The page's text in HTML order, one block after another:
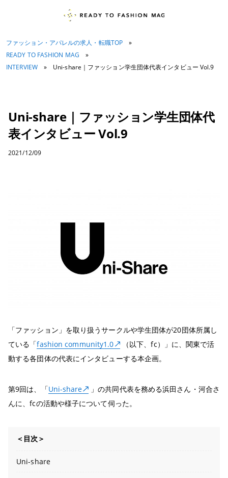
ファッション・アパレルの求人・転職TOP
»
READY TO FASHION MAG
»
INTERVIEW
» Uni-share｜ファッション学生団体代表インタビュー Vol.9
Uni-share｜ファッション学生団体代
表インタビュー Vol.9
2021/12/09
「ファッション」を取り扱うサークルや学生団体が20団体所属し
ている「fashion community1.0
（以下、fc）」に、関東で活
動する各団体の代表にインタビューする本企画。
第9回は、「Uni-share
」の共同代表を務める浜田さん・河合さ
んに、fcの活動や様子について伺った。
＜目次＞
Uni-share